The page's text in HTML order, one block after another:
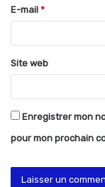
e
*
E-mail *
Site web
Enregistrer mon
pour mon prochain